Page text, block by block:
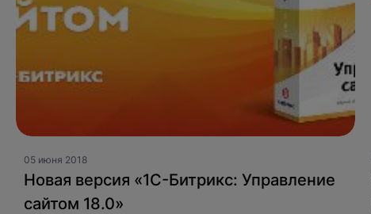
05 июня 2018
Новая версия «1С-Битрикс: Управление
сайтом 18.0»